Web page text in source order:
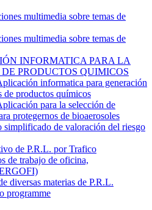
multimedia sobre temas de
multimedia sobre temas de
INFORMATICA PARA LA
PRODUCTOS QUIMICOS
informatica para generación
de productos químicos
para la selección de
protegernos de bioaerosoles
simplificado de valoración del riesgo
de P.R.L. por Trafico
de trabajo de oficina,
diversas materias de P.R.L.
programme